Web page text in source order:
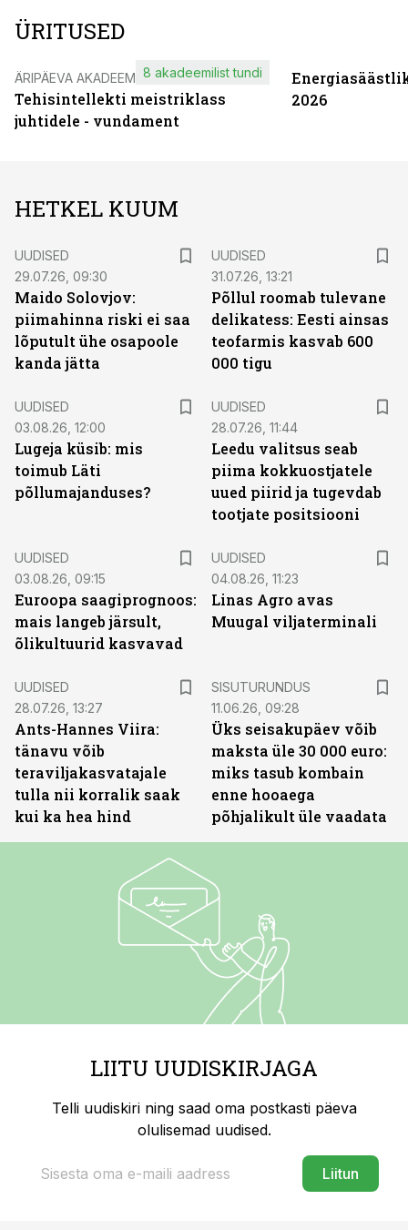
ÜRITUSED
ÄRIPÄEVA AKADEEMIA
Tehisintellekti meistriklass
juhtidele - vundament
8 akadeemilist tundi
2026
HETKEL KUUM
UUDISED
29.07.26, 09:30
Maido Solovjov:
piimahinna riski ei saa
lõputult ühe osapoole
kanda jätta
UUDISED
31.07.26, 13:21
Põllul roomab tulevane
delikatess: Eesti ainsas
teofarmis kasvab 600
000 tigu
UUDISED
03.08.26, 12:00
Lugeja küsib: mis
toimub Läti
põllumajanduses?
UUDISED
28.07.26, 11:44
Leedu valitsus seab
piima kokkuostjatele
uued piirid ja tugevdab
tootjate positsiooni
UUDISED
03.08.26, 09:15
Euroopa saagiprognoos:
mais langeb järsult,
õlikultuurid kasvavad
UUDISED
04.08.26, 11:23
Linas Agro avas
Muugal viljaterminali
UUDISED
28.07.26, 13:27
Ants-Hannes Viira:
tänavu võib
teraviljakasvatajale
tulla nii korralik saak
kui ka hea hind
SISUTURUNDUS
11.06.26, 09:28
Üks seisakupäev võib
maksta üle 30 000 euro:
miks tasub kombain
enne hooaega
põhjalikult üle vaadata
LIITU UUDISKIRJAGA
Telli uudiskiri ning saad oma postkasti päeva
olulisemad uudised.
Liitun